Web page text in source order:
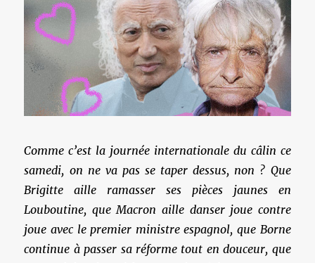
Comme c’est la journée internationale du câlin ce
samedi, on ne va pas se taper dessus, non ? Que
Brigitte aille ramasser ses pièces jaunes en
Louboutine, que Macron aille danser joue contre
joue avec le premier ministre espagnol, que Borne
continue à passer sa réforme tout en douceur, que